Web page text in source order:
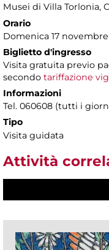
Musei di Villa Torlonia,
Orario
Domenica 17 novembre
Biglietto d'ingresso
Visita gratuita previo
secondo tariffazione
Informazioni
Tel. 060608 (tutti i
Tipo
Visita guidata
Attività